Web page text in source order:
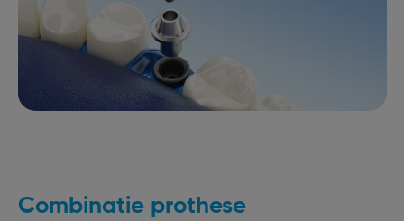
Combinatie prothese